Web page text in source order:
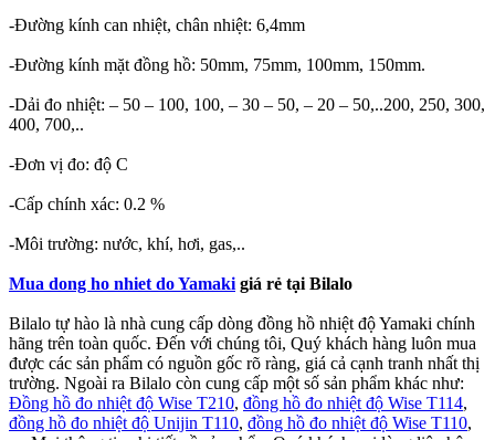
-Đường kính can nhiệt, chân nhiệt: 6,4mm
-Đường kính mặt đồng hồ: 50mm, 75mm, 100mm, 150mm.
-Dải đo nhiệt: – 50 – 100, 100, – 30 – 50, – 20 – 50,..200, 250, 300,
400, 700,..
-Đơn vị đo: độ C
-Cấp chính xác: 0.2 %
-Môi trường: nước, khí, hơi, gas,..
Mua dong ho nhiet do Yamaki giá rẻ tại Bilalo
Bilalo tự hào là nhà cung cấp dòng đồng hồ nhiệt độ Yamaki chính
hãng trên toàn quốc. Đến với chúng tôi, Quý khách hàng luôn mua
được các sản phẩm có nguồn gốc rõ ràng, giá cả cạnh tranh nhất thị
trường. Ngoài ra Bilalo còn cung cấp một số sản phẩm khác như:
Đồng hồ đo nhiệt độ Wise T210, đồng hồ đo nhiệt độ Wise T114,
đồng hồ đo nhiệt độ Unijin T110, đồng hồ đo nhiệt độ Wise T110,